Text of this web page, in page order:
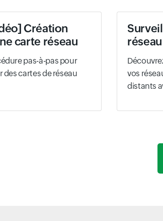
Création
carte réseau
pas-à-pas pour
des cartes de réseau
réseau
vos
distants